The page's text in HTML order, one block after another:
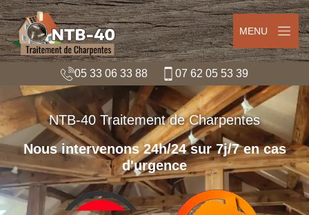
MENU
05 33 06 33 88 07 62 05 53 39
NTB-40 Traitement de Charpentes
Nous intervenons 24h/24 sur 7j/7 en cas
d'urgence